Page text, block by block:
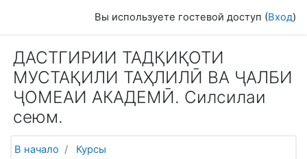
Вы используете гостевой доступ (Вход)
ДАСТГИРИИ ТАДҚИҚОТИ
МУСТАҚИЛИ ТАҲЛИЛӢ ВА ҶАЛБИ
ҶОМЕАИ АКАДЕМӢ. Силсилаи
сеюм.
В начало
Курсы